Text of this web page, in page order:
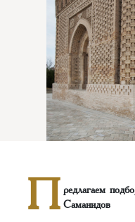
П редлагаем
Саманидов